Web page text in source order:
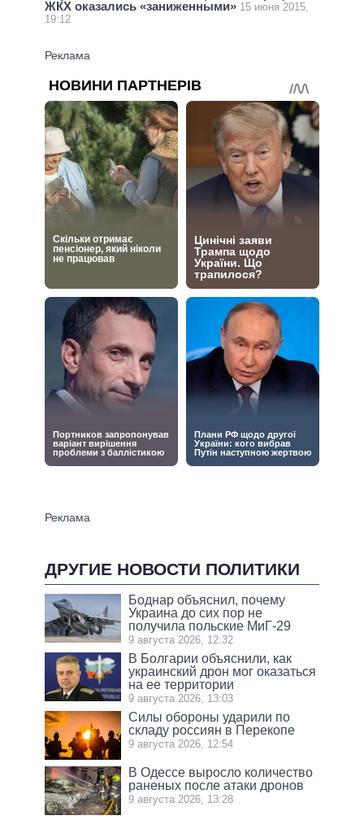
ЖКХ оказались «заниженными» 15 июня 2015,
19:12
ДРУГИЕ НОВОСТИ ПОЛИТИКИ
Боднар объяснил, почему
Украина до сих пор не
получила польские МиГ-29
9 августа 2026, 12:32
В Болгарии объяснили, как
украинский дрон мог оказаться
на ее территории
9 августа 2026, 13:03
Силы обороны ударили по
складу россиян в Перекопе
9 августа 2026, 12:54
В Одессе выросло количество
раненых после атаки дронов
9 августа 2026, 13:28